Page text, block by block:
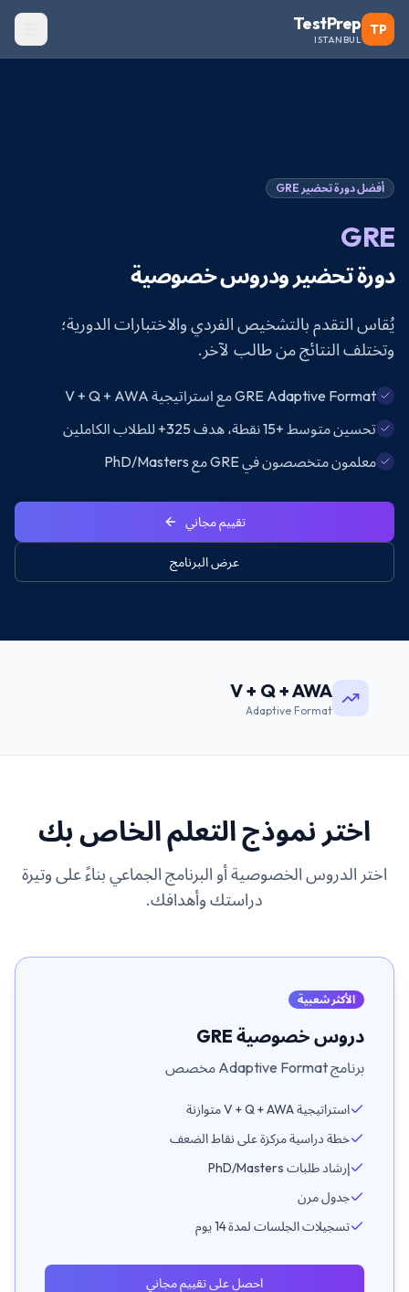
TP
TestPrep
ISTANBUL
أفضل دورة تحضير GRE
GRE
دورة تحضير ودروس خصوصية
يُقاس التقدم بالتشخيص الفردي والاختبارات الدورية؛
وتختلف النتائج من طالب لآخر.
GRE Adaptive Format مع استراتيجية V + Q + AWA
تحسين متوسط +15 نقطة، هدف 325+ للطلاب الكاملين
معلمون متخصصون في GRE مع PhD/Masters
تقييم مجاني
عرض البرنامج
V + Q + AWA
Adaptive Format
اختر نموذج التعلم الخاص بك
اختر الدروس الخصوصية أو البرنامج الجماعي بناءً على وتيرة
دراستك وأهدافك.
الأكثر شعبية
دروس خصوصية GRE
برنامج Adaptive Format مخصص
استراتيجية V + Q + AWA متوازنة
خطة دراسية مركزة على نقاط الضعف
إرشاد طلبات PhD/Masters
جدول مرن
تسجيلات الجلسات لمدة 14 يوم
احصل على تقييم مجاني